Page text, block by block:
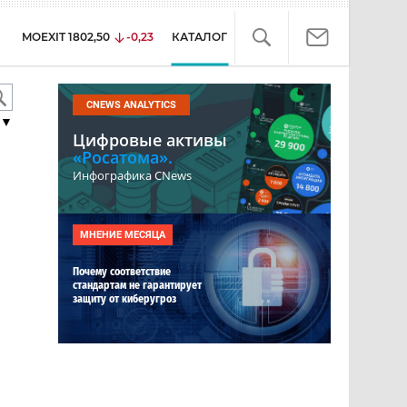
MOEXIT 1802,50 -0,23 КАТАЛОГ
CNEWS ANALYTICS
Цифровые активы
«Росатома».
Инфографика CNews
МНЕНИЕ МЕСЯЦА
Почему соответствие
стандартам не гарантирует
защиту от киберугроз